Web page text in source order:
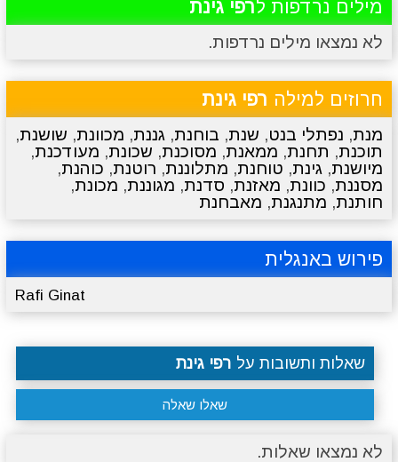
מילים נרדפות לרפי גינת
לא נמצאו מילים נרדפות.
חרוזים למילה רפי גינת
מנת, נפתלי בנט, שנת, בוחנת, גננת, מכוונת, שושנת,
תוכנת, תחנת, ממאנת, מסוכנת, שכונת, מעודכנת,
מיושנת, גינת, טוחנת, מתלוננת, רוטנת, כוהנת,
מסננת, כוונת, מאזנת, סדנת, מגוננת, מכונת,
חותנת, מתנגנת, מאבחנת
פירוש באנגלית
Rafi Ginat
שאלות ותשובות על רפי גינת
שאלו שאלה
לא נמצאו שאלות.